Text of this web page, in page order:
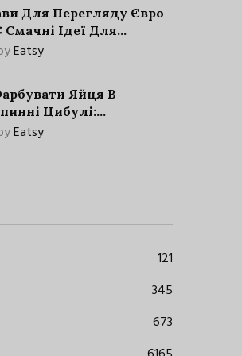
Для Перегляду Євро
Смачні Ідеї Для
Свята
Eatsy
Яйця В
Цибулі:
Метод З
Eatsy
121
345
673